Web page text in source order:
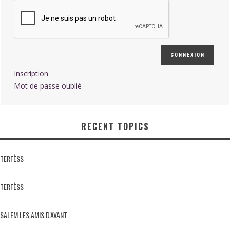
CONNEXION
Inscription
Mot de passe oublié
RECENT TOPICS
TERFÈSS
TERFÈSS
SALEM LES AMIS D'AVANT